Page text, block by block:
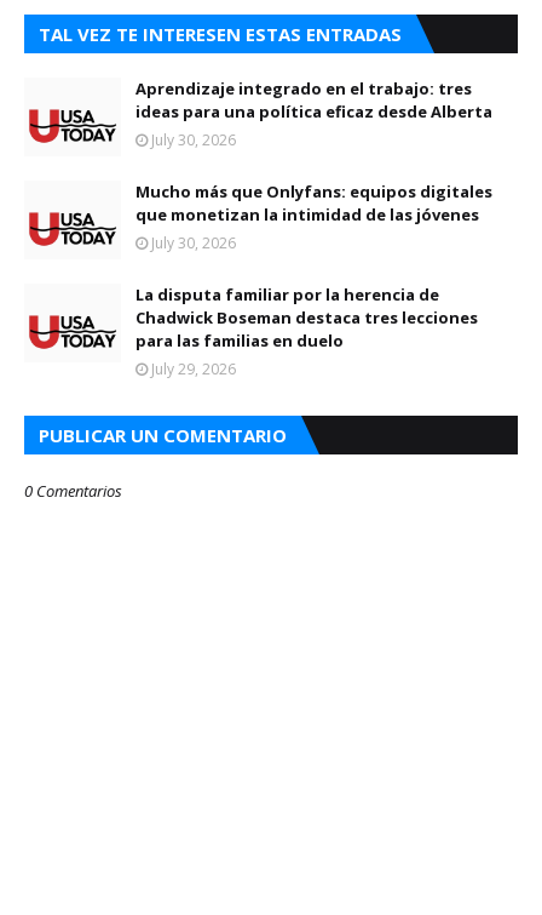
TAL VEZ TE INTERESEN ESTAS ENTRADAS
Aprendizaje integrado en el trabajo: tres
ideas para una política eficaz desde Alberta
July 30, 2026
Mucho más que Onlyfans: equipos digitales
que monetizan la intimidad de las jóvenes
July 30, 2026
La disputa familiar por la herencia de
Chadwick Boseman destaca tres lecciones
para las familias en duelo
July 29, 2026
PUBLICAR UN COMENTARIO
0 Comentarios